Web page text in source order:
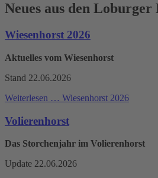
Neues aus den Loburger
Wiesenhorst 2026
Aktuelles vom Wiesenhorst
Stand 22.06.2026
Weiterlesen … Wiesenhorst 2026
Volierenhorst
Das Storchenjahr im Volierenhorst
Update 22.06.2026